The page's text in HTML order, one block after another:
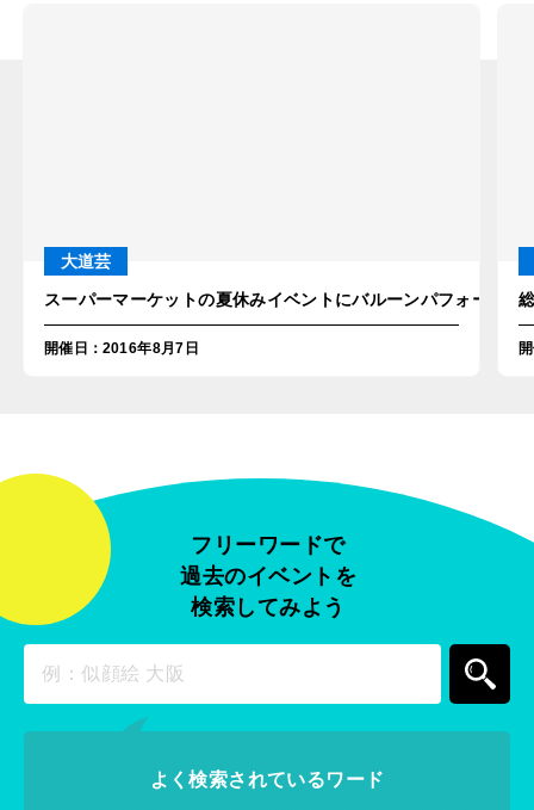
大道芸
スーパーマーケットの夏休みイベントにバルーンパフォーマー
開催日 ：2016年8月7日
フリーワードで
過去のイベントを
検索してみよう
よく検索されているワード